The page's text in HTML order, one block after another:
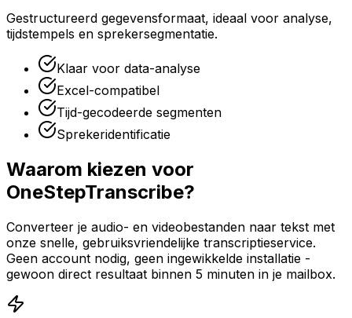
Gestructureerd gegevensformaat, ideaal voor analyse,
tijdstempels en sprekersegmentatie.
Klaar voor data-analyse
Excel-compatibel
Tijd-gecodeerde segmenten
Sprekeridentificatie
Waarom kiezen voor
OneStepTranscribe?
Converteer je audio- en videobestanden naar tekst met
onze snelle, gebruiksvriendelijke transcriptieservice.
Geen account nodig, geen ingewikkelde installatie -
gewoon direct resultaat binnen 5 minuten in je mailbox.